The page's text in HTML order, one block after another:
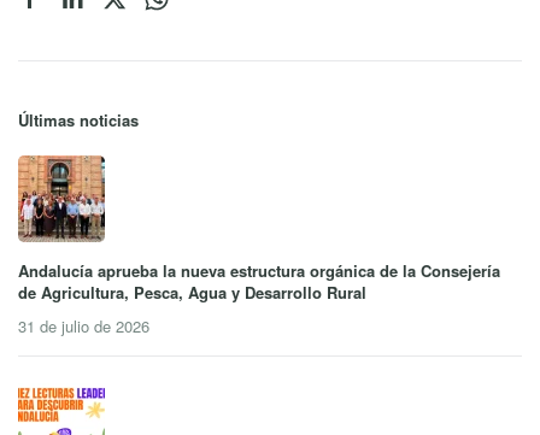
Últimas noticias
Andalucía aprueba la nueva estructura orgánica de la Consejería
de Agricultura, Pesca, Agua y Desarrollo Rural
31 de julio de 2026